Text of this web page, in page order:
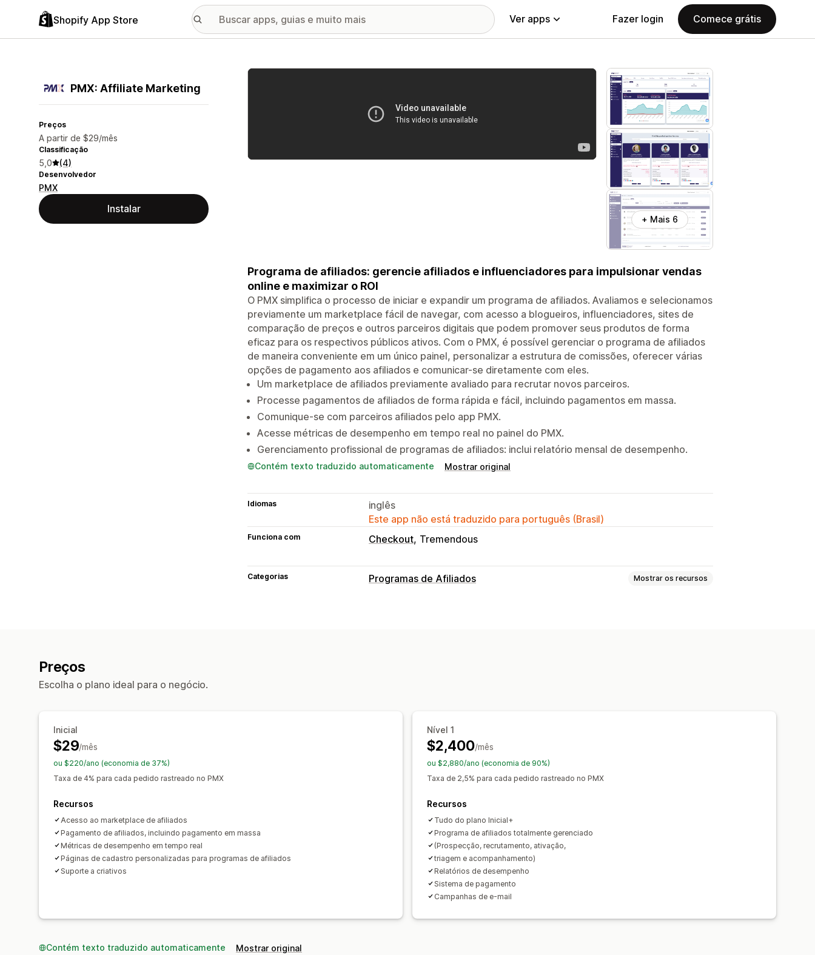
Shopify App Store Ver apps Fazer login Comece grátis
PMX: Affiliate Marketing
Preços
A partir de $29/mês
Classificação
5,0 (4)
Desenvolvedor
PMX
Instalar
Galeria de imagens em destaque
+ Mais 6
Programa de afiliados: gerencie afiliados e influenciadores para impulsionar vendas
online e maximizar o ROI
O PMX simplifica o processo de iniciar e expandir um programa de afiliados. Avaliamos e selecionamos
previamente um marketplace fácil de navegar, com acesso a blogueiros, influenciadores, sites de
comparação de preços e outros parceiros digitais que podem promover seus produtos de forma
eficaz para os respectivos públicos ativos. Com o PMX, é possível gerenciar o programa de afiliados
de maneira conveniente em um único painel, personalizar a estrutura de comissões, oferecer várias
opções de pagamento aos afiliados e comunicar-se diretamente com eles.
Um marketplace de afiliados previamente avaliado para recrutar novos parceiros.
Processe pagamentos de afiliados de forma rápida e fácil, incluindo pagamentos em massa.
Comunique-se com parceiros afiliados pelo app PMX.
Acesse métricas de desempenho em tempo real no painel do PMX.
Gerenciamento profissional de programas de afiliados: inclui relatório mensal de desempenho.
Contém texto traduzido automaticamente Mostrar original
Idiomas
inglês
Este app não está traduzido para português (Brasil)
Funciona com Checkout Tremendous
Categorias Programas de Afiliados Mostrar os recursos
Painéis de controle personalizados
Pagamentos em cartão
Preços
Escolha o plano ideal para o negócio.
Inicial
$29/mês
ou $220/ano (economia de 37%)
Taxa de 4% para cada pedido rastreado no PMX
Recursos
Acesso ao marketplace de afiliados
Pagamento de afiliados, incluindo pagamento em massa
Métricas de desempenho em tempo real
Páginas de cadastro personalizadas para programas de afiliados
Suporte a criativos
Nível 1
$2,400/mês
ou $2,880/ano (economia de 90%)
Taxa de 2,5% para cada pedido rastreado no PMX
Recursos
Tudo do plano Inicial+
Programa de afiliados totalmente gerenciado
(Prospecção, recrutamento, ativação,
triagem e acompanhamento)
Relatórios de desempenho
Sistema de pagamento
Campanhas de e-mail
Contém texto traduzido automaticamente Mostrar original